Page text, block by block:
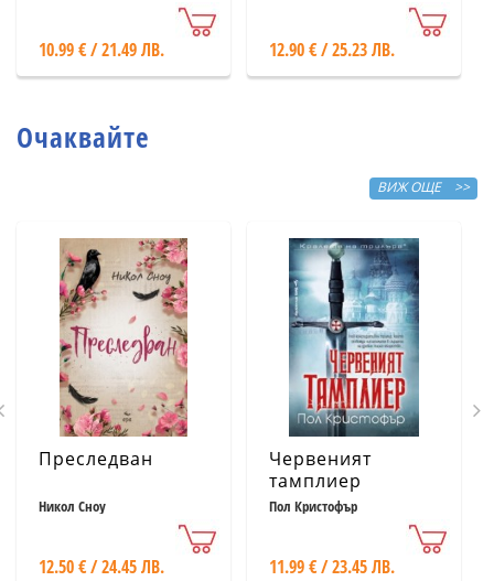
10.99 € / 21.49 ЛВ.
български
обичаи, които
12.90 € / 25.23 ЛВ.
Очаквайте
ВИЖ ОЩЕ >>
Преследван
Никол Сноу
12.50 € / 24.45 ЛВ.
Червеният
тамплиер
Пол Кристофър
11.99 € / 23.45 ЛВ.